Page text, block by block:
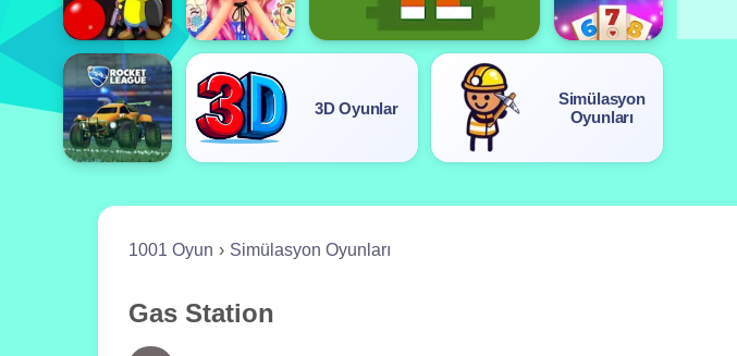
3D Oyunlar
Simülasyon
Oyunları
1001 Oyun Simülasyon Oyunları
Gas Station